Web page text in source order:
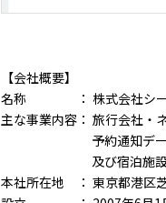
【会社概要】
名称 ： 株式会社シー
主な事業内容： 旅行会社・
予約通知デ
及び宿泊施
本社所在地 ： 東京都港区